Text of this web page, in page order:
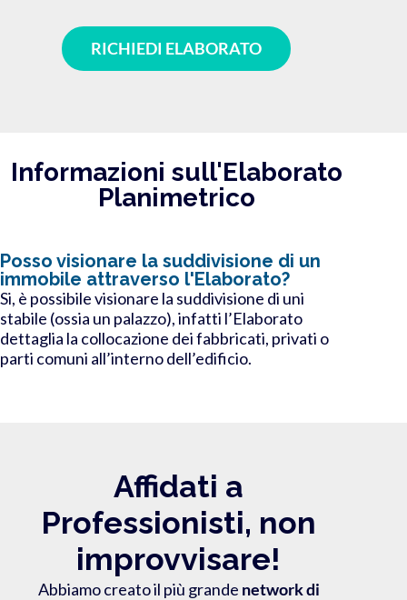
RICHIEDI ELABORATO
Informazioni sull'Elaborato
Planimetrico
Posso visionare la suddivisione di un
immobile attraverso l'Elaborato?
Si, è possibile visionare la suddivisione di uni
stabile (ossia un palazzo), infatti l’Elaborato
dettaglia la collocazione dei fabbricati, privati o
parti comuni all’interno dell’edificio.
Affidati a
Professionisti, non
improvvisare!
Abbiamo creato il più grande network di